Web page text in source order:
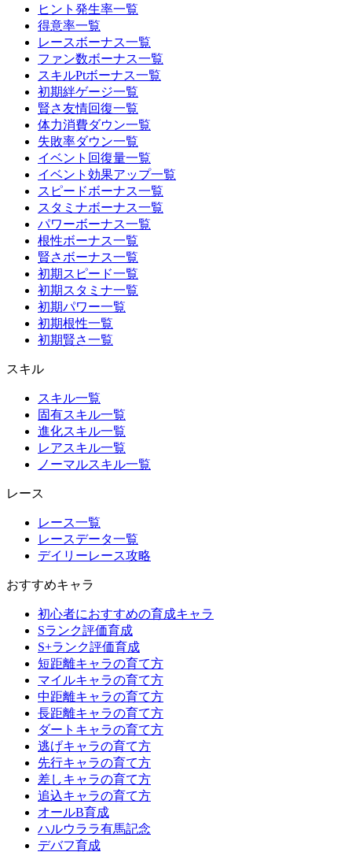
ヒント発生率一覧
得意率一覧
レースボーナス一覧
ファン数ボーナス一覧
スキルPtボーナス一覧
初期絆ゲージ一覧
賢さ友情回復一覧
体力消費ダウン一覧
失敗率ダウン一覧
イベント回復量一覧
イベント効果アップ一覧
スピードボーナス一覧
スタミナボーナス一覧
パワーボーナス一覧
根性ボーナス一覧
賢さボーナス一覧
初期スピード一覧
初期スタミナ一覧
初期パワー一覧
初期根性一覧
初期賢さ一覧
スキル
スキル一覧
固有スキル一覧
進化スキル一覧
レアスキル一覧
ノーマルスキル一覧
レース
レース一覧
レースデータ一覧
デイリーレース攻略
おすすめキャラ
初心者におすすめの育成キャラ
Sランク評価育成
S+ランク評価育成
短距離キャラの育て方
マイルキャラの育て方
中距離キャラの育て方
長距離キャラの育て方
ダートキャラの育て方
逃げキャラの育て方
先行キャラの育て方
差しキャラの育て方
追込キャラの育て方
オールB育成
ハルウララ有馬記念
デバフ育成